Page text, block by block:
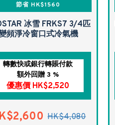
節省 HK$1560
冰雪 FRKS7 3/4匹
頻淨冷窗口式冷氣機
轉數快或銀行轉賬付款
額外回贈 3 %
優惠價 HK$2,520
HK$4,080